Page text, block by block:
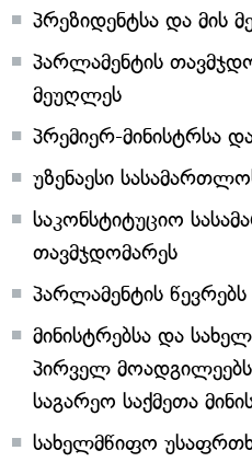
პრეზიდენტსა და მის
პარლამენტის
მეუღლეს
პრემიერ-მინისტრსა
უზენაესი
საკონსტიტუციო
თავმჯდომარეს
პარლამენტის წევრებს
მინისტრებსა და
პირველ
საგარეო საქმეთა
სახელმწიფო